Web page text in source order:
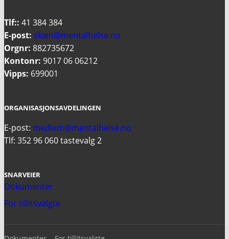
Tlf:: 41 384 384
E-post: skien@mentalhelse.no
Orgnr: 882735672
Kontonr: 9017 06 06212
Vipps: 699001
ORGANISASJONSAVDELINGEN
E-post: medlem@mentalhelse.no
Tlf: 352 96 060 tastevalg 2
SNARVEIER
Dokumenter
For tillitsvalgte